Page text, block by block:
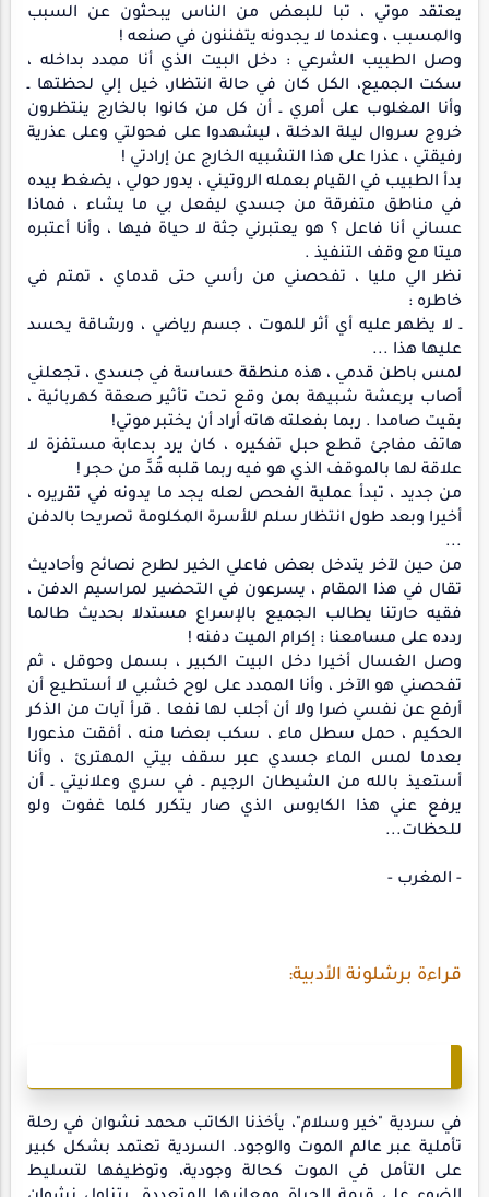
يعتقد موتي ، تبا للبعض من الناس يبحثون عن السبب
والمسبب ، وعندما لا يجدونه يتفننون في صنعه !
وصل الطبيب الشرعي : دخل البيت الذي أنا ممدد بداخله ،
سكت الجميع، الكل كان في حالة انتظار، خيل إلي لحظتها ـ
وأنا المغلوب على أمري ـ أن كل من كانوا بالخارج ينتظرون
خروج سروال ليلة الدخلة ، ليشهدوا على فحولتي وعلى عذرية
رفيقتي ، عذرا على هذا التشبيه الخارج عن إرادتي !
بدأ الطبيب في القيام بعمله الروتيني ، يدور حولي ، يضغط بيده
في مناطق متفرقة من جسدي ليفعل بي ما يشاء ، فماذا
عساني أنا فاعل ؟ هو يعتبرني جثة لا حياة فيها ، وأنا أعتبره
ميتا مع وقف التنفيذ .
نظر الي مليا ، تفحصني من رأسي حتى قدماي ، تمتم في
خاطره :
ـ لا يظهر عليه أي أثر للموت ، جسم رياضي ، ورشاقة يحسد
عليها هذا ...
لمس باطن قدمي ، هذه منطقة حساسة في جسدي ، تجعلني
أصاب برعشة شبيهة بمن وقع تحت تأثير صعقة كهربائية ،
بقيت صامدا . ربما بفعلته هاته أراد أن يختبر موتي!
هاتف مفاجئ قطع حبل تفكيره ، كان يرد بدعابة مستفزة لا
علاقة لها بالموقف الذي هو فيه ربما قلبه قُدَّ من حجر !
من جديد ، تبدأ عملية الفحص لعله يجد ما يدونه في تقريره ،
أخيرا وبعد طول انتظار سلم للأسرة المكلومة تصريحا بالدفن
...
من حين لآخر يتدخل بعض فاعلي الخير لطرح نصائح وأحاديث
تقال في هذا المقام ، يسرعون في التحضير لمراسيم الدفن ،
فقيه حارتنا يطالب الجميع بالإسراع مستدلا بحديث طالما
ردده على مسامعنا : إكرام الميت دفنه !
وصل الغسال أخيرا دخل البيت الكبير ، بسمل وحوقل ، ثم
تفحصني هو الآخر ، وأنا الممدد على لوح خشبي لا أستطيع أن
أرفع عن نفسي ضرا ولا أن أجلب لها نفعا . قرأ آيات من الذكر
الحكيم ، حمل سطل ماء ، سكب بعضا منه ، أفقت مذعورا
بعدما لمس الماء جسدي عبر سقف بيتي المهترئ ، وأنا
أستعيذ بالله من الشيطان الرجيم ـ في سري وعلانيتي ـ أن
يرفع عني هذا الكابوس الذي صار يتكرر كلما غفوت ولو
للحظات...
- المغرب -
قراءة برشلونة الأدبية:
في سردية "خير وسلام"، يأخذنا الكاتب محمد نشوان في رحلة
تأملية عبر عالم الموت والوجود. السردية تعتمد بشكل كبير
على التأمل في الموت كحالة وجودية، وتوظيفها لتسليط